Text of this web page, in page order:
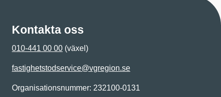
Kontakta oss
010-441 00 00 (växel)
fastighetstodservice@vgregion.se
Organisationsnummer: 232100-0131